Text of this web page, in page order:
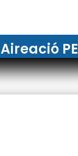
Aireació PE